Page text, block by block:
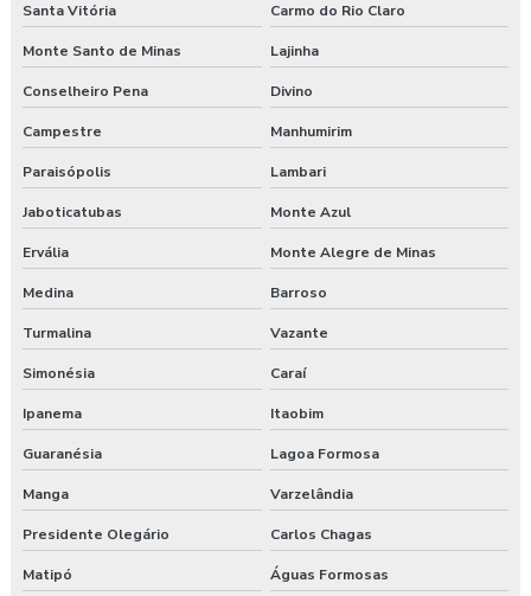
Treinamento online nr 33 Espaço Confinado
Treinamento online nr 35 Segurança Trabalho em Altura
Treinamento saúde e segurança do trabalho
Treinamento segurança do trabalho
Treinamento de segurança do trabalho na construção civil
Valor para elaboração de pgr
Santa Vitória Carmo do Rio Claro
Monte Santo de Minas Lajinha
Conselheiro Pena Divino
Campestre Manhumirim
Paraisópolis Lambari
Jaboticatubas Monte Azul
Ervália Monte Alegre de Minas
Medina Barroso
Turmalina Vazante
Simonésia Caraí
Ipanema Itaobim
Guaranésia Lagoa Formosa
Manga Varzelândia
Presidente Olegário Carlos Chagas
Matipó Águas Formosas